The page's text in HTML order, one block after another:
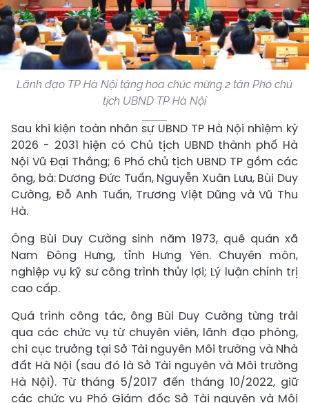
Lãnh đạo TP Hà Nội tặng hoa chúc mừng 2 tân Phó chủ
tịch UBND TP Hà Nội
Sau khi kiện toàn nhân sự UBND TP Hà Nội nhiệm kỳ
2026 - 2031 hiện có Chủ tịch UBND thành phố Hà
Nội Vũ Đại Thắng; 6 Phó chủ tịch UBND TP gồm các
ông, bà: Dương Đức Tuấn, Nguyễn Xuân Lưu, Bùi Duy
Cường, Đỗ Anh Tuấn, Trương Việt Dũng và Vũ Thu
Hà.
Ông Bùi Duy Cường sinh năm 1973, quê quán xã
Nam Đông Hưng, tỉnh Hưng Yên. Chuyên môn,
nghiệp vụ kỹ sư công trình thủy lợi; Lý luận chính trị
cao cấp.
Quá trình công tác, ông Bùi Duy Cường từng trải
qua các chức vụ từ chuyên viên, lãnh đạo phòng,
chi cục trưởng tại Sở Tài nguyên Môi trường và Nhà
đất Hà Nội (sau đó là Sở Tài nguyên và Môi trường
Hà Nội). Từ tháng 5/2017 đến tháng 10/2022, giữ
các chức vụ Phó Giám đốc Sở Tài nguyên và Môi